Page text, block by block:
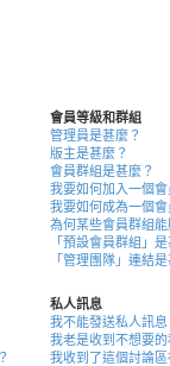
會員等級和群組
管理員是甚麼？
版主是甚麼？
會員群組是甚麼？
我要如何加入一個
我要如何成為一個
為何某些會員群組
「預設會員群組」
「管理團隊」連結
私人訊息
我不能發送私人訊息
我老是收到不想要
我收到了這個討論